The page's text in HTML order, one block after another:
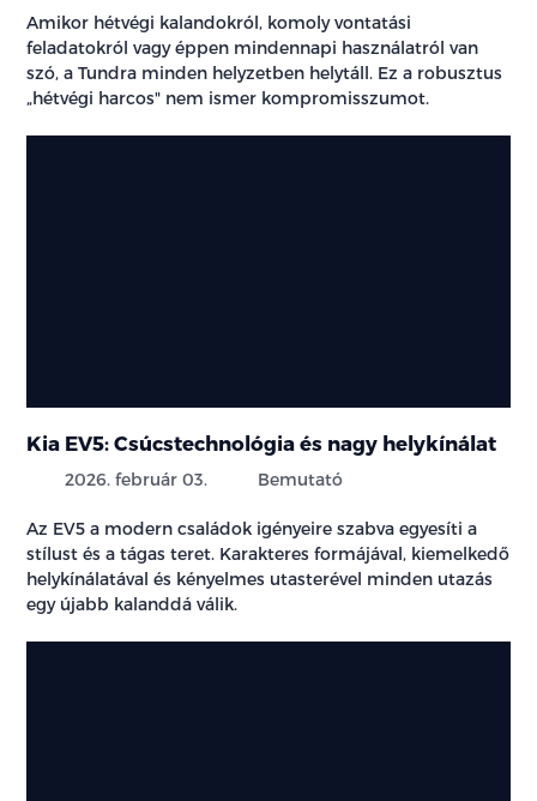
Amikor hétvégi kalandokról, komoly vontatási
feladatokról vagy éppen mindennapi használatról van
szó, a Tundra minden helyzetben helytáll. Ez a robusztus
„hétvégi harcos" nem ismer kompromisszumot.
Kia EV5: Csúcstechnológia és nagy helykínálat
2026. február 03. Bemutató
Az EV5 a modern családok igényeire szabva egyesíti a
stílust és a tágas teret. Karakteres formájával, kiemelkedő
helykínálatával és kényelmes utasterével minden utazás
egy újabb kalanddá válik.